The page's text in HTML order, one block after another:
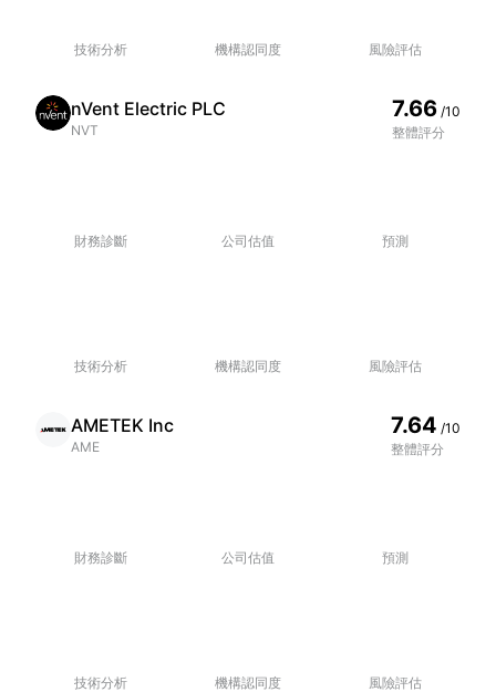
技術分析 機構認同度 風險評估
nVent Electric PLC
NVT
7.66 /10
整體評分
財務診斷 公司估值 預測
技術分析 機構認同度 風險評估
AMETEK Inc
AME
7.64 /10
整體評分
財務診斷 公司估值 預測
技術分析 機構認同度 風險評估